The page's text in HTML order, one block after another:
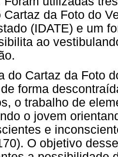
Cartaz da Foto do
(IDATE) e um
ao
do Cartaz da Foto
forma
o trabalho de
o jovem
e
O objetivo